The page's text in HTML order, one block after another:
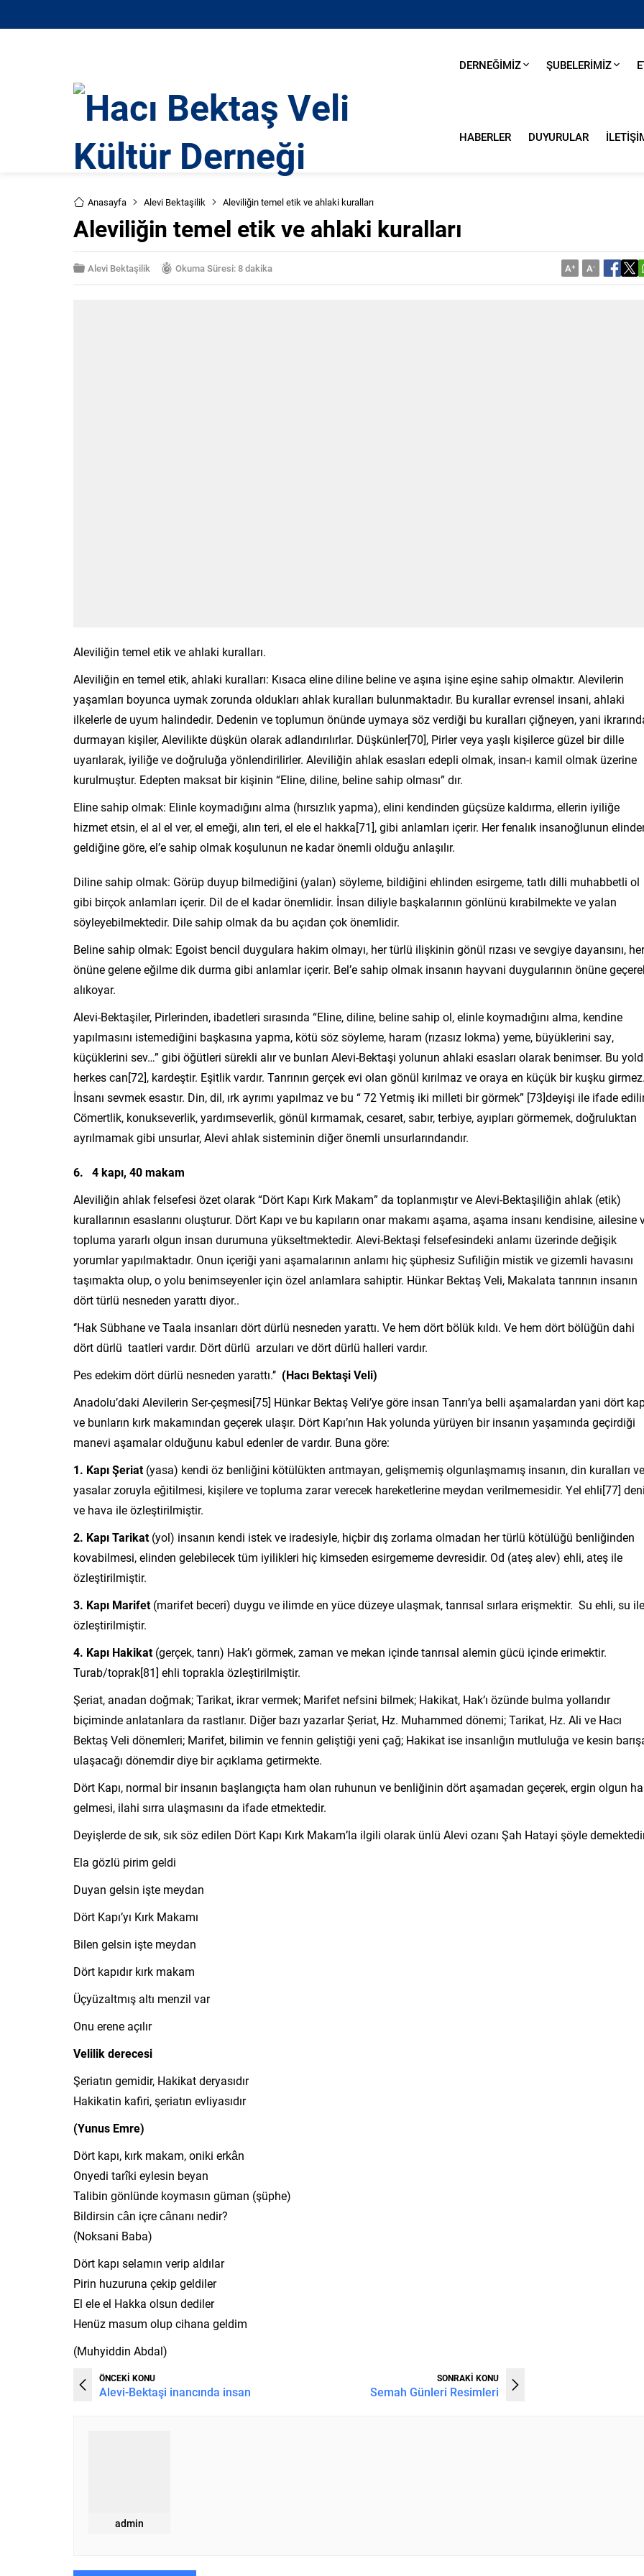
DERNEĞİMİZ ŞUBELERİMİZ
HABERLER DUYURULAR
Anasayfa Alevi Bektaşilik Aleviliğin temel etik ve ahlaki kuralları
Aleviliğin temel etik ve ahlaki kuralları
Alevi Bektaşilik Okuma Süresi: 8 dakika A+ A-
Aleviliğin temel etik ve ahlaki kuralları.
Aleviliğin en temel etik, ahlaki kuralları: Kısaca eline diline beline ve aşına işine eşine sahip olmaktır. Alevilerin
yaşamları boyunca uymak zorunda oldukları ahlak kuralları bulunmaktadır. Bu kurallar evrensel insani, ahlaki
ilkelerle de uyum halindedir. Dedenin ve toplumun önünde uymaya söz verdiği bu kuralları çiğneyen, yani
durmayan kişiler, Alevilikte düşkün olarak adlandırılırlar. Düşkünler[70], Pirler veya yaşlı kişilerce güzel bir dille
uyarılarak, iyiliğe ve doğruluğa yönlendirilirler. Aleviliğin ahlak esasları edepli olmak, insan-ı kamil olmak üzerine
kurulmuştur. Edepten maksat bir kişinin “Eline, diline, beline sahip olması” dır.
Eline sahip olmak: Elinle koymadığını alma (hırsızlık yapma), elini kendinden güçsüze kaldırma, ellerin iyiliğe
hizmet etsin, el al el ver, el emeği, alın teri, el ele el hakka[71], gibi anlamları içerir. Her fenalık insanoğlunun
geldiğine göre, el’e sahip olmak koşulunun ne kadar önemli olduğu anlaşılır.
Diline sahip olmak: Görüp duyup bilmediğini (yalan) söyleme, bildiğini ehlinden esirgeme, tatlı dilli muhabbetli ol
gibi birçok anlamları içerir. Dil de el kadar önemlidir. İnsan diliyle başkalarının gönlünü kırabilmekte ve yalan
söyleyebilmektedir. Dile sahip olmak da bu açıdan çok önemlidir.
Beline sahip olmak: Egoist bencil duygulara hakim olmayı, her türlü ilişkinin gönül rızası ve sevgiye dayansını, her
önüne gelene eğilme dik durma gibi anlamlar içerir. Bel’e sahip olmak insanın hayvani duygularının önüne
alıkoyar.
Alevi-Bektaşiler, Pirlerinden, ibadetleri sırasında “Eline, diline, beline sahip ol, elinle koymadığını alma, kendine
yapılmasını istemediğini başkasına yapma, kötü söz söyleme, haram (rızasız lokma) yeme, büyüklerini say,
küçüklerini sev…” gibi öğütleri sürekli alır ve bunları Alevi-Bektaşi yolunun ahlaki esasları olarak benimser. Bu
herkes can[72], kardeştir. Eşitlik vardır. Tanrının gerçek evi olan gönül kırılmaz ve oraya en küçük bir kuşku girmez.
İnsanı sevmek esastır. Din, dil, ırk ayrımı yapılmaz ve bu “ 72 Yetmiş iki milleti bir görmek” [73]deyişi ile ifade
Cömertlik, konukseverlik, yardımseverlik, gönül kırmamak, cesaret, sabır, terbiye, ayıpları görmemek, doğruluktan
ayrılmamak gibi unsurlar, Alevi ahlak sisteminin diğer önemli unsurlarındandır.
6. 4 kapı, 40 makam
Aleviliğin ahlak felsefesi özet olarak “Dört Kapı Kırk Makam” da toplanmıştır ve Alevi-Bektaşiliğin ahlak (etik)
kurallarının esaslarını oluşturur. Dört Kapı ve bu kapıların onar makamı aşama, aşama insanı kendisine, ailesine
topluma yararlı olgun insan durumuna yükseltmektedir. Alevi-Bektaşi felsefesindeki anlamı üzerinde değişik
yorumlar yapılmaktadır. Onun içeriği yani aşamalarının anlamı hiç şüphesiz Sufiliğin mistik ve gizemli havasını
taşımakta olup, o yolu benimseyenler için özel anlamlara sahiptir. Hünkar Bektaş Veli, Makalata tanrının insanın
dört türlü nesneden yarattı diyor..
‘’Hak Sübhane ve Taala insanları dört dürlü nesneden yarattı. Ve hem dört bölük kıldı. Ve hem dört bölüğün dahi
dört dürlü taatleri vardır. Dört dürlü arzuları ve dört dürlü halleri vardır.
Pes edekim dört dürlü nesneden yarattı.’’ (Hacı Bektaşi Veli)
Anadolu’daki Alevilerin Ser-çeşmesi[75] Hünkar Bektaş Veli’ye göre insan Tanrı’ya belli aşamalardan yani dört
ve bunların kırk makamından geçerek ulaşır. Dört Kapı’nın Hak yolunda yürüyen bir insanın yaşamında geçirdiği
manevi aşamalar olduğunu kabul edenler de vardır. Buna göre:
1. Kapı Şeriat(yasa) kendi öz benliğini kötülükten arıtmayan, gelişmemiş olgunlaşmamış insanın, din kuralları ve
yasalar zoruyla eğitilmesi, kişilere ve topluma zarar verecek hareketlerine meydan verilmemesidir. Yel ehli[77]
ve hava ile özleştirilmiştir.
2. Kapı Tarikat(yol) insanın kendi istek ve iradesiyle, hiçbir dış zorlama olmadan her türlü kötülüğü benliğinden
kovabilmesi, elinden gelebilecek tüm iyilikleri hiç kimseden esirgememe devresidir. Od (ateş alev) ehli, ateş ile
özleştirilmiştir.
3. Kapı Marifet(marifet beceri) duygu ve ilimde en yüce düzeye ulaşmak, tanrısal sırlara erişmektir. Su ehli, su ile
özleştirilmiştir.
4. Kapı Hakikat(gerçek, tanrı) Hak’ı görmek, zaman ve mekan içinde tanrısal alemin gücü içinde erimektir.
Turab/toprak[81] ehli toprakla özleştirilmiştir.
Şeriat, anadan doğmak; Tarikat, ikrar vermek; Marifet nefsini bilmek; Hakikat, Hak’ı özünde bulma yollarıdır
biçiminde anlatanlara da rastlanır. Diğer bazı yazarlar Şeriat, Hz. Muhammed dönemi; Tarikat, Hz. Ali ve Hacı
Bektaş Veli dönemleri; Marifet, bilimin ve fennin geliştiği yeni çağ; Hakikat ise insanlığın mutluluğa ve kesin
ulaşacağı dönemdir diye bir açıklama getirmekte.
Dört Kapı, normal bir insanın başlangıçta ham olan ruhunun ve benliğinin dört aşamadan geçerek, ergin olgun
gelmesi, ilahi sırra ulaşmasını da ifade etmektedir.
Deyişlerde de sık, sık söz edilen Dört Kapı Kırk Makam’la ilgili olarak ünlü Alevi ozanı Şah Hatayi şöyle
Ela gözlü pirim geldi
Duyan gelsin işte meydan
Dört Kapı’yı Kırk Makamı
Bilen gelsin işte meydan
Dört kapıdır kırk makam
Üçyüzaltmış altı menzil var
Onu erene açılır
Velilik derecesi
Şeriatın gemidir, Hakikat deryasıdır
Hakikatin kafiri, şeriatın evliyasıdır
(Yunus Emre)
Dört kapı, kırk makam, oniki erkân
Onyedi tarîki eylesin beyan
Talibin gönlünde koymasın güman (şüphe)
Bildirsin cân içre cânanı nedir?
(Noksani Baba)
Dört kapı selamın verip aldılar
Pirin huzuruna çekip geldiler
El ele el Hakka olsun dediler
Henüz masum olup cihana geldim
(Muhyiddin Abdal)
ÖNCEKİ KONU
Alevi-Bektaşi inancında insan
SONRAKİ KONU
Semah Günleri Resimleri
admin